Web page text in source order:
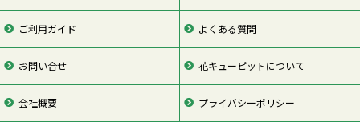
ご利用ガイド よくある質問
お問い合せ 花キューピットについて
会社概要 プライバシーポリシー